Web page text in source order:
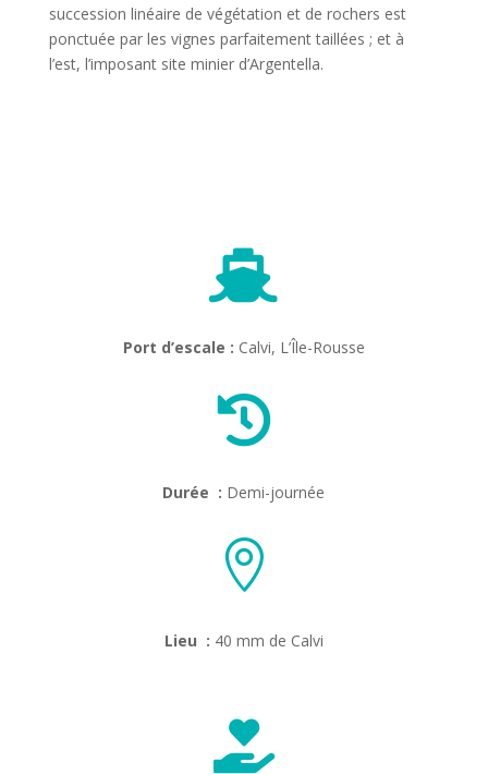
succession linéaire de végétation et de rochers est
ponctuée par les vignes parfaitement taillées ; et à
l’est, l’imposant site minier d’Argentella.

Port d’escale : Calvi, L’Île-Rousse

Durée : Demi-journée

Lieu : 40 mm de Calvi
